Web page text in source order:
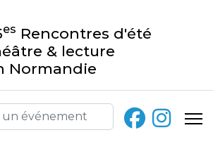
es Rencontres d'été
& lecture
Normandie